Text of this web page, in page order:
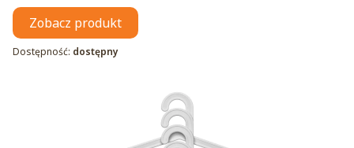
Zobacz produkt
Dostępność: dostępny